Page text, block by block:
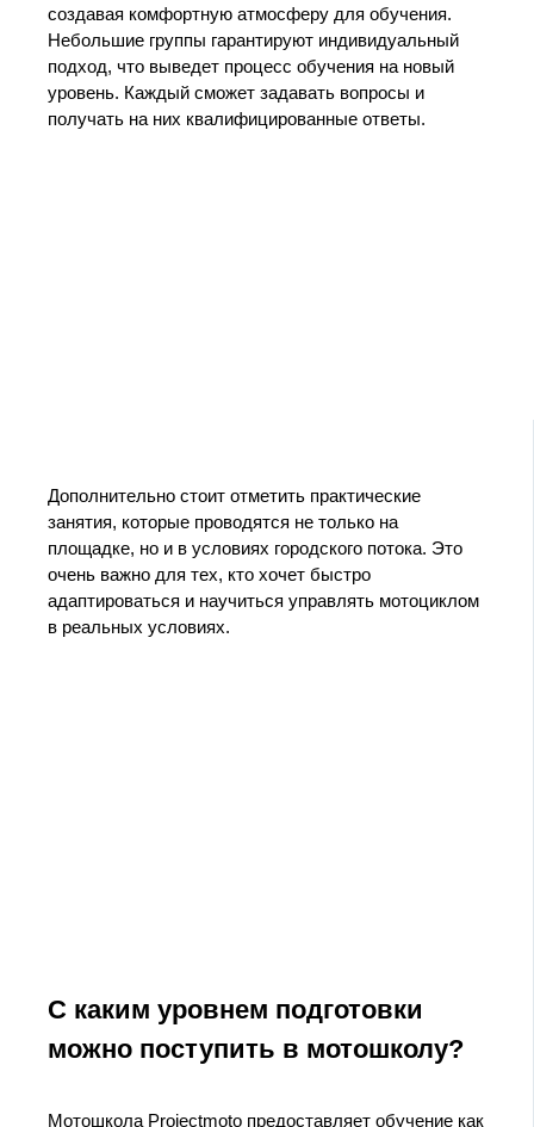
создавая комфортную атмосферу для обучения.
Небольшие группы гарантируют индивидуальный
подход, что выведет процесс обучения на новый
уровень. Каждый сможет задавать вопросы и
получать на них квалифицированные ответы.
Дополнительно стоит отметить практические
занятия, которые проводятся не только на
площадке, но и в условиях городского потока. Это
очень важно для тех, кто хочет быстро
адаптироваться и научиться управлять мотоциклом
в реальных условиях.
С каким уровнем подготовки
можно поступить в мотошколу?
Мотошкола Projectmoto предоставляет обучение как